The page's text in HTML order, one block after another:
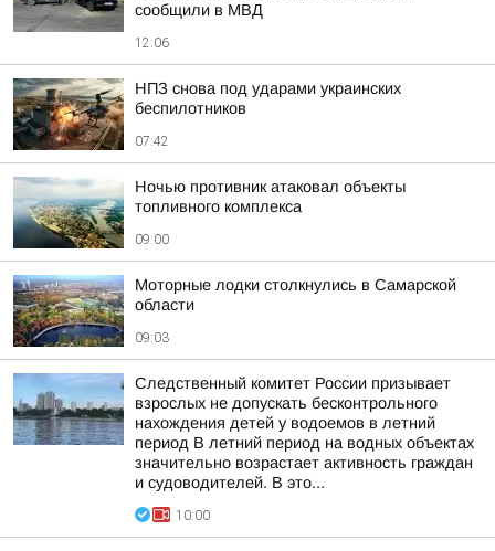
сообщили в МВД
12:06
НПЗ снова под ударами украинских
беспилотников
07:42
Ночью противник атаковал объекты
топливного комплекса
09:00
Моторные лодки столкнулись в Самарской
области
09:03
Следственный комитет России призывает
взрослых не допускать бесконтрольного
нахождения детей у водоемов в летний
период В летний период на водных объектах
значительно возрастает активность граждан
и судоводителей. В это...
10:00